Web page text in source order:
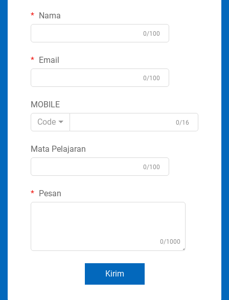
Nama
0/100
Email
0/100
MOBILE
Code
0/16
Mata Pelajaran
0/100
Pesan
0/1000
Kirim